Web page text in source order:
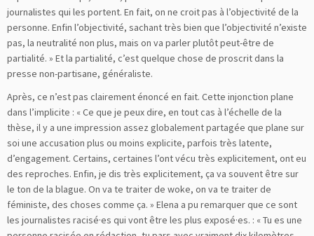
journalistes qui les portent. En fait, on ne croit pas à l’objectivité de la
personne. Enfin l’objectivité, sachant très bien que l’objectivité n’existe
pas, la neutralité non plus, mais on va parler plutôt peut-être de
partialité. » Et la partialité, c’est quelque chose de proscrit dans la
presse non-partisane, généraliste.
Après, ce n’est pas clairement énoncé en fait. Cette injonction plane
dans l’implicite : « Ce que je peux dire, en tout cas à l’échelle de la
thèse, il y a une impression assez globalement partagée que plane sur
soi une accusation plus ou moins explicite, parfois très latente,
d’engagement. Certains, certaines l’ont vécu très explicitement, ont eu
des reproches. Enfin, je dis très explicitement, ça va souvent être sur
le ton de la blague. On va te traiter de woke, on va te traiter de
féministe, des choses comme ça. » Elena a pu remarquer que ce sont
les journalistes racisé·es qui vont être les plus exposé·es. : « Tu es une